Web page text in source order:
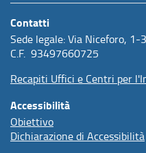
Contatti
Sede legale: Via Niceforo,
C.F. 93497660725
Recapiti Uffici e Centri per
Accessibilità
Obiettivo
Dichiarazione di Accessibilità